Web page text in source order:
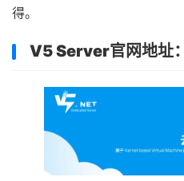
得。
V5 Server官网地址：